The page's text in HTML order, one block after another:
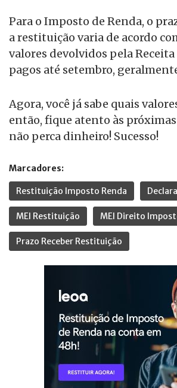
Para o Imposto de Renda, o
a restituição varia de acordo
valores devolvidos pela
pagos até setembro,
Agora, você já sabe quais
então, fique atento às próximas
não perca dinheiro! Sucesso!
Marcadores:
Restituição Imposto Renda
MEI Restituição MEI Direito
Prazo Receber Restituição